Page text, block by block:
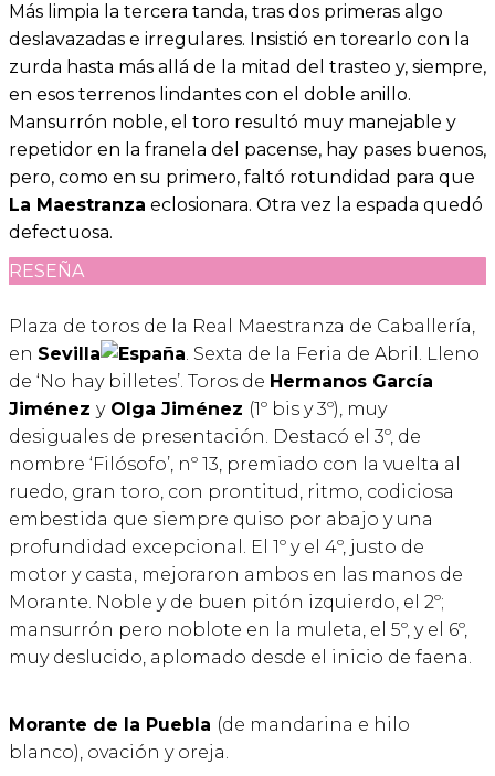
Más limpia la tercera tanda, tras dos primeras algo
deslavazadas e irregulares. Insistió en torearlo con la
zurda hasta más allá de la mitad del trasteo y, siempre,
en esos terrenos lindantes con el doble anillo.
Mansurrón noble, el toro resultó muy manejable y
repetidor en la franela del pacense, hay pases buenos,
pero, como en su primero, faltó rotundidad para que
La Maestranza eclosionara. Otra vez la espada quedó
defectuosa.
RESEÑA
Plaza de toros de la Real Maestranza de Caballería,
en Sevilla
. Sexta de la Feria de Abril. Lleno
de ‘No hay billetes’. Toros de Hermanos García
Jiménez yOlga Jiménez (1º bis y 3º), muy
desiguales de presentación. Destacó el 3º, de
nombre ‘Filósofo’, nº 13, premiado con la vuelta al
ruedo, gran toro, con prontitud, ritmo, codiciosa
embestida que siempre quiso por abajo y una
profundidad excepcional. El 1º y el 4º, justo de
motor y casta, mejoraron ambos en las manos de
Morante. Noble y de buen pitón izquierdo, el 2º;
mansurrón pero noblote en la muleta, el 5º, y el 6º,
muy deslucido, aplomado desde el inicio de faena.
Morante de la Puebla (de mandarina e hilo
blanco), ovación y oreja.